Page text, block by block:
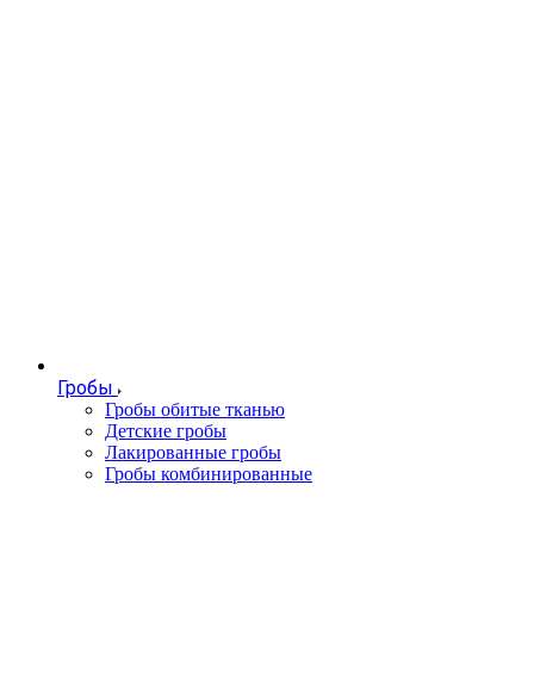
Гробы
Гробы обитые тканью
Детские гробы
Лакированные гробы
Гробы комбинированные